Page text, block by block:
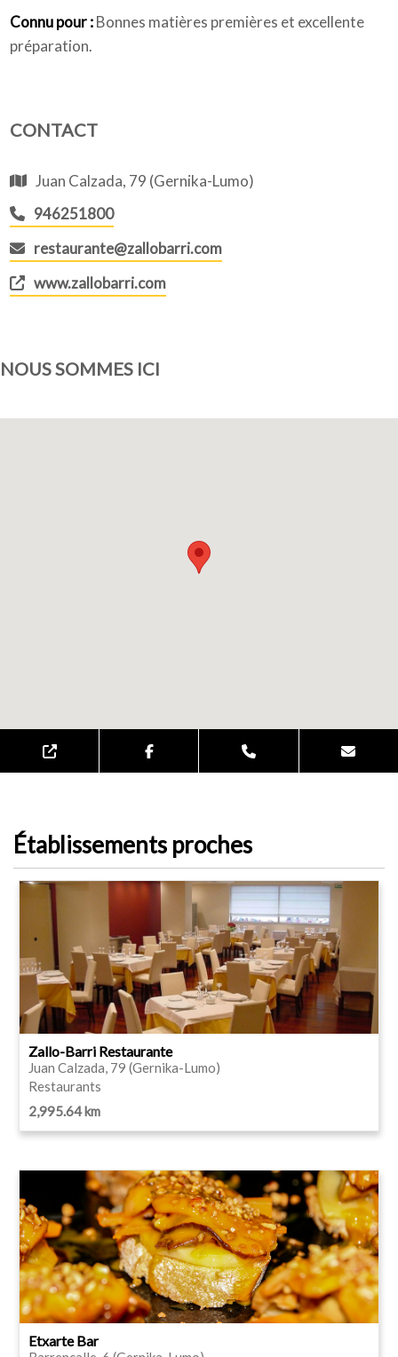
Connu pour :Bonnes matières premières et excellente
préparation.
CONTACT
Juan Calzada, 79 (Gernika-Lumo)
946251800
restaurante@zallobarri.com
www.zallobarri.com
NOUS SOMMES ICI
Établissements proches
Zallo-Barri Restaurante
Juan Calzada, 79 (Gernika-Lumo)
Restaurants
2,995.64 km
Etxarte Bar